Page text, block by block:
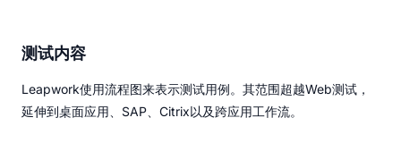
测试内容
Leapwork使用流程图来表示测试用例。其范围超越Web测试，
延伸到桌面应用、SAP、Citrix以及跨应用工作流。